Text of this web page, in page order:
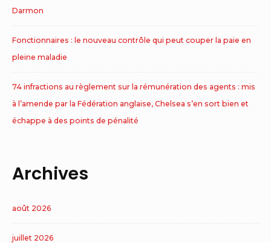
Darmon
Fonctionnaires : le nouveau contrôle qui peut couper la paie en
pleine maladie
74 infractions au règlement sur la rémunération des agents : mis
à l’amende par la Fédération anglaise, Chelsea s’en sort bien et
échappe à des points de pénalité
Archives
août 2026
juillet 2026